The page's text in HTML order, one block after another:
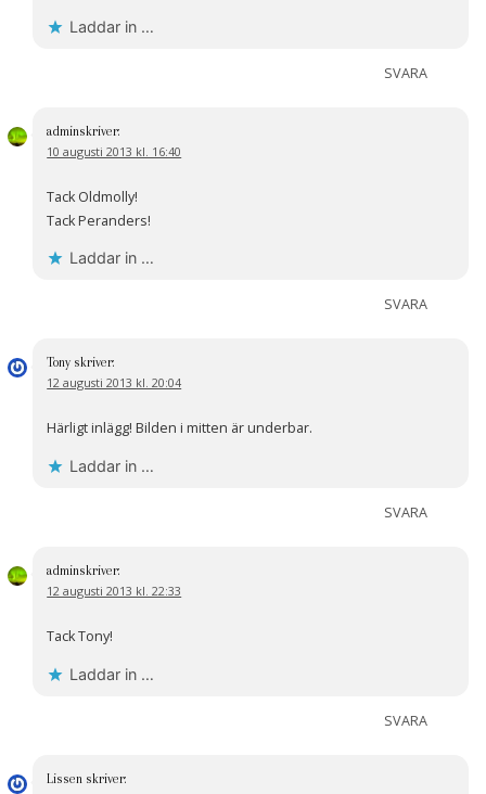
Laddar in …
SVARA
adminskriver:
10 augusti 2013 kl. 16:40
Tack Oldmolly!
Tack Peranders!
Laddar in …
SVARA
Tony skriver:
12 augusti 2013 kl. 20:04
Härligt inlägg! Bilden i mitten är underbar.
Laddar in …
SVARA
adminskriver:
12 augusti 2013 kl. 22:33
Tack Tony!
Laddar in …
SVARA
Lissen skriver: